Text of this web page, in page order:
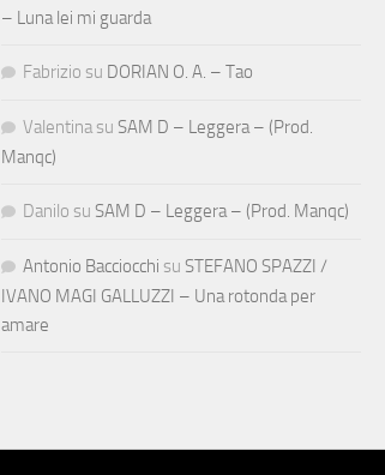
– Luna lei mi guarda
Fabrizio su DORIAN O. A. – Tao
Valentina su SAM D – Leggera – (Prod.
Manqc)
Danilo su SAM D – Leggera – (Prod. Manqc)
Antonio Bacciocchi su STEFANO SPAZZI /
IVANO MAGI GALLUZZI – Una rotonda per
amare